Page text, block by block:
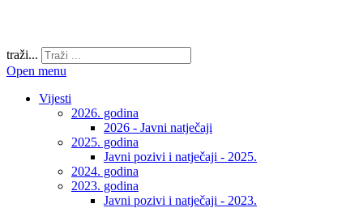
traži...
Open menu
Vijesti
2026. godina
2026 - Javni natječaji
2025. godina
Javni pozivi i natječaji - 2025.
2024. godina
2023. godina
Javni pozivi i natječaji - 2023.